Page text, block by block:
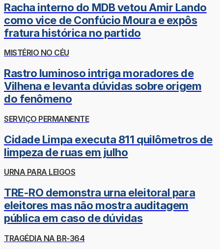
Racha interno do MDB vetou Amir Lando
como vice de Confúcio Moura e expôs
fratura histórica no partido
MISTÉRIO NO CÉU
Rastro luminoso intriga moradores de
Vilhena e levanta dúvidas sobre origem
do fenômeno
SERVIÇO PERMANENTE
Cidade Limpa executa 811 quilômetros de
limpeza de ruas em julho
URNA PARA LEIGOS
TRE-RO demonstra urna eleitoral para
eleitores mas não mostra auditagem
pública em caso de dúvidas
TRAGÉDIA NA BR-364